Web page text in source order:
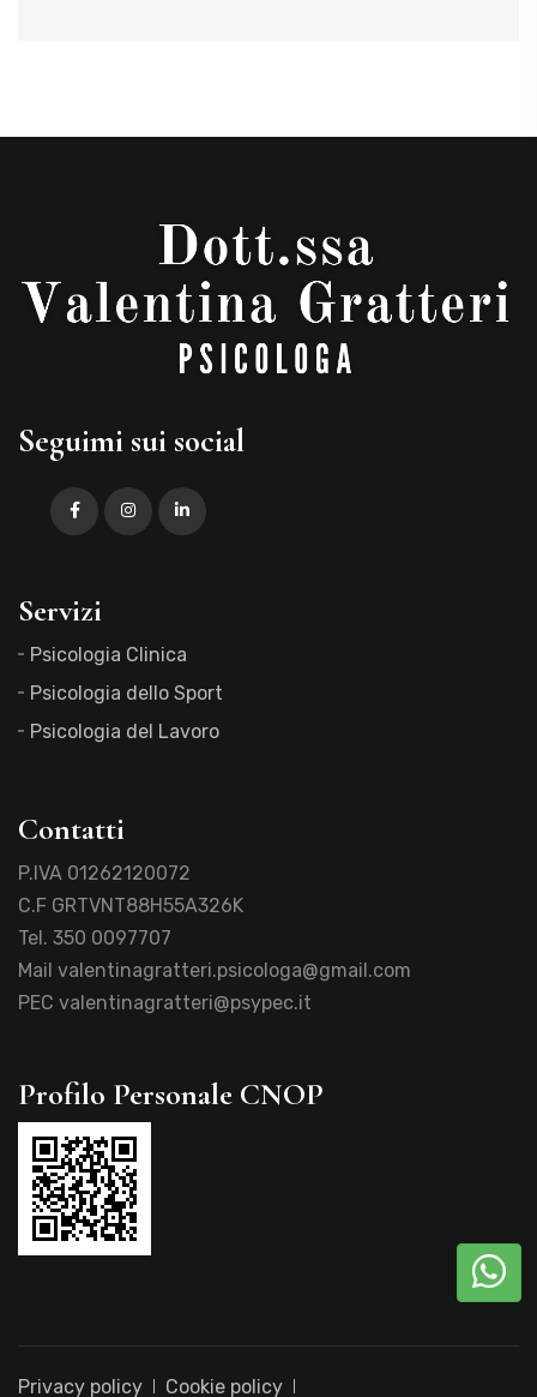
Seguimi sui social
Servizi
Psicologia Clinica
Psicologia dello Sport
Psicologia del Lavoro
Contatti
P.IVA 01262120072
C.F GRTVNT88H55A326K
Tel. 350 0097707
Mail valentinagratteri.psicologa@gmail.com
PEC valentinagratteri@psypec.it
Profilo Personale CNOP
Privacy policy Cookie policy